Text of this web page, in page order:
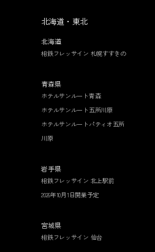
北海道・東北
北海道
相鉄フレッサイン 札幌すすきの
青森県
ホテルサンルート青森
ホテルサンルート五所川原
ホテルサンルートパティオ五所
川原
岩手県
相鉄フレッサイン 北上駅前
2026年10月1日開業予定
宮城県
相鉄フレッサイン 仙台